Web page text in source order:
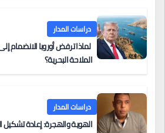
دراسات المدار
لماذا ترفض أوروبا الانضمام
الملاحة البحرية؟
دراسات المدار
الهوية والهجرة: إعادة تشكيل